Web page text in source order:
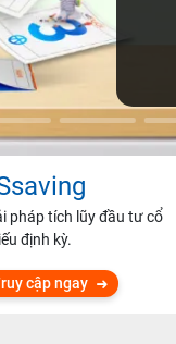
pháp tích lũy đầu tư cổ
định kỳ.
cập ngay